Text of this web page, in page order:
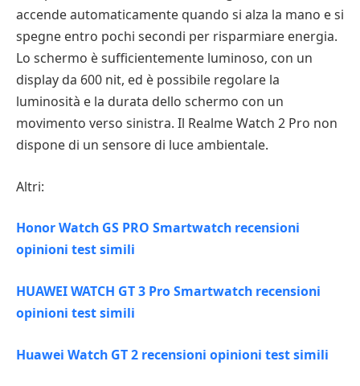
accende automaticamente quando si alza la mano e si
spegne entro pochi secondi per risparmiare energia.
Lo schermo è sufficientemente luminoso, con un
display da 600 nit, ed è possibile regolare la
luminosità e la durata dello schermo con un
movimento verso sinistra. Il Realme Watch 2 Pro non
dispone di un sensore di luce ambientale.
Altri:
Honor Watch GS PRO Smartwatch recensioni
opinioni test simili
HUAWEI WATCH GT 3 Pro Smartwatch recensioni
opinioni test simili
Huawei Watch GT 2 recensioni opinioni test simili